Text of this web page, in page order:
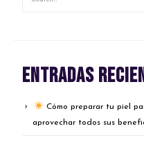
Entradas
Cómo preparar tu piel
aprovechar todos sus